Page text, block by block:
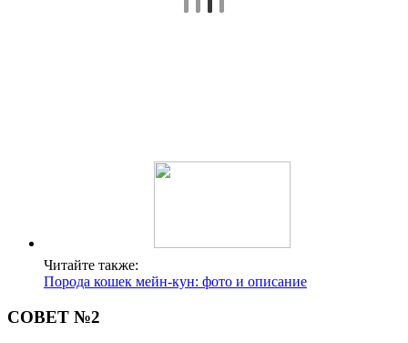
Читайте также:
Порода кошек мейн-кун: фото и описание
СОВЕТ №2